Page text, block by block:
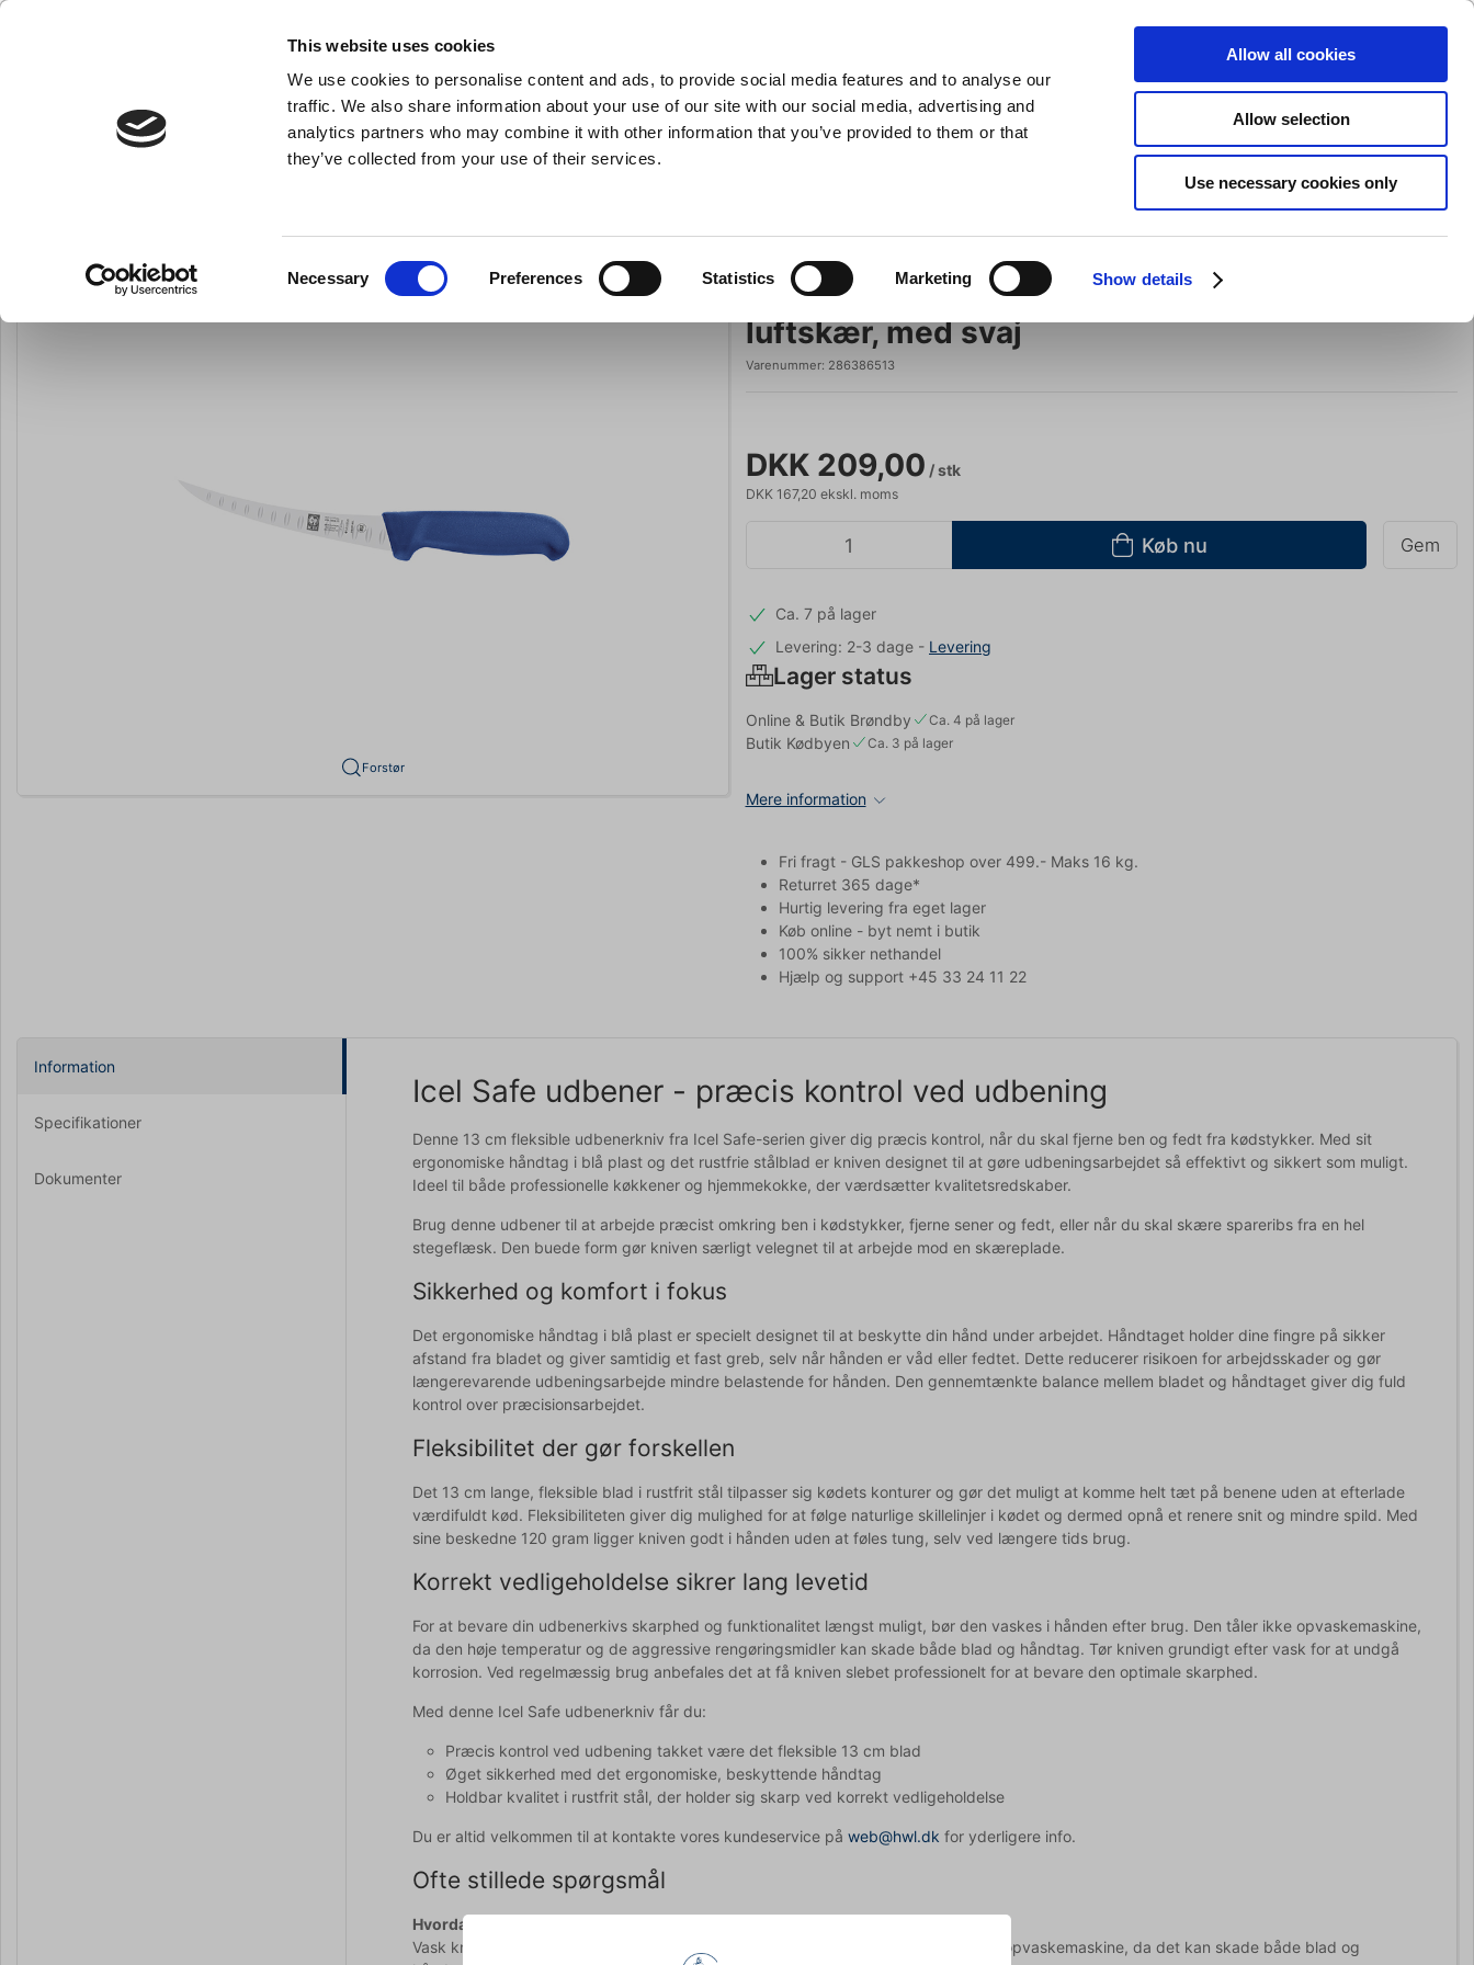
This website uses cookies
We use cookies to personalise content and ads, to provide social media features and to analyse our
traffic. We also share information about your use of our site with our social media, advertising and
analytics partners who may combine it with other information that you’ve provided to them or that
they’ve collected from your use of their services.
Necessary Preferences Statistics Marketing Show details
Allow all cookies
Allow selection
Use necessary cookies only
- Køkkenudstyr til professionelle og entusiaster Søg Indkøbskurv (0)
Køkkenredskaber Gryder & Pander Grill Barudstyr Tilbud Brands Slibning
Forstør
Udbener, 13 cm, Icel Safe, blå, fleksibel, med
luftskær, med svaj
Varenummer: 286386513
DKK 209,00 / stk
DKK 167,20 ekskl. moms
Køb nu Gem
Ca. 7 på lager
Levering: 2-3 dage - Levering
Lager status
Online & Butik Brøndby Ca. 4 på lager
Butik Kødbyen Ca. 3 på lager
Mere information
Fri fragt - GLS pakkeshop over 499.- Maks 16 kg.
Returret 365 dage*
Hurtig levering fra eget lager
Køb online - byt nemt i butik
100% sikker nethandel
Hjælp og support +45 33 24 11 22
Information
Specifikationer
Dokumenter
Icel Safe udbener - præcis kontrol ved udbening
Denne 13 cm fleksible udbenerkniv fra Icel Safe-serien giver dig præcis kontrol, når du skal fjerne ben og fedt fra kødstykker. Med sit
ergonomiske håndtag i blå plast og det rustfrie stålblad er kniven designet til at gøre udbeningsarbejdet så effektivt og sikkert som muligt.
Ideel til både professionelle køkkener og hjemmekokke, der værdsætter kvalitetsredskaber.
Brug denne udbener til at arbejde præcist omkring ben i kødstykker, fjerne sener og fedt, eller når du skal skære spareribs fra en hel
stegeflæsk. Den buede form gør kniven særligt velegnet til at arbejde mod en skæreplade.
Sikkerhed og komfort i fokus
Det ergonomiske håndtag i blå plast er specielt designet til at beskytte din hånd under arbejdet. Håndtaget holder dine fingre på sikker
afstand fra bladet og giver samtidig et fast greb, selv når hånden er våd eller fedtet. Dette reducerer risikoen for arbejdsskader og gør
længerevarende udbeningsarbejde mindre belastende for hånden. Den gennemtænkte balance mellem bladet og håndtaget giver dig fuld
kontrol over præcisionsarbejdet.
Fleksibilitet der gør forskellen
Det 13 cm lange, fleksible blad i rustfrit stål tilpasser sig kødets konturer og gør det muligt at komme helt tæt på benene uden at efterlade
værdifuldt kød. Fleksibiliteten giver dig mulighed for at følge naturlige skillelinjer i kødet og dermed opnå et renere snit og mindre spild. Med
sine beskedne 120 gram ligger kniven godt i hånden uden at føles tung, selv ved længere tids brug.
Korrekt vedligeholdelse sikrer lang levetid
For at bevare din udbenerkivs skarphed og funktionalitet længst muligt, bør den vaskes i hånden efter brug. Den tåler ikke opvaskemaskine,
da den høje temperatur og de aggressive rengøringsmidler kan skade både blad og håndtag. Tør kniven grundigt efter vask for at undgå
korrosion. Ved regelmæssig brug anbefales det at få kniven slebet professionelt for at bevare den optimale skarphed.
Med denne Icel Safe udbenerkniv får du:
Præcis kontrol ved udbening takket være det fleksible 13 cm blad
Øget sikkerhed med det ergonomiske, beskyttende håndtag
Holdbar kvalitet i rustfrit stål, der holder sig skarp ved korrekt vedligeholdelse
Du er altid velkommen til at kontakte vores kundeservice på web@hwl.dk for yderligere info.
Ofte stillede spørgsmål
Hvordan vedligeholder jeg min udbenerkniv bedst?
Vask kniven i hånden med mildt sæbevand og tør den grundigt efter brug. Undgå opvaskemaskine, da det kan skade både blad og